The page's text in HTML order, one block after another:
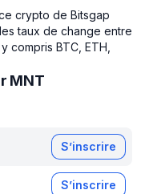
crypto de Bitsgap
taux de change entre
compris BTC, ETH,
MNT
S’inscrire
S’inscrire